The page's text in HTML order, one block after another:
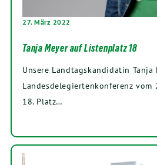
27. März 2022
Tanja Meyer auf Listenplatz 18
Unsere Landtagskandidatin
Landesdelegiertenkonferenz vom
18. Platz…